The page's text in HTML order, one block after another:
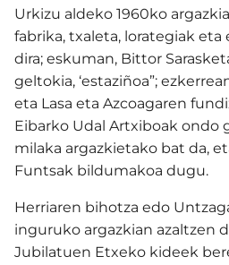
Urkizu aldeko 1960ko
fabrika, txaleta, lorategiak eta
dira; eskuman, Bittor
geltokia, ‘estaziñoa”;
eta Lasa eta Azcoagaren
Eibarko Udal Artxiboak ondo
milaka argazkietako bat da,
Funtsak bildumakoa dugu.
Herriaren bihotza edo
inguruko argazkian azaltzen
Jubilatuen Etxeko kideek